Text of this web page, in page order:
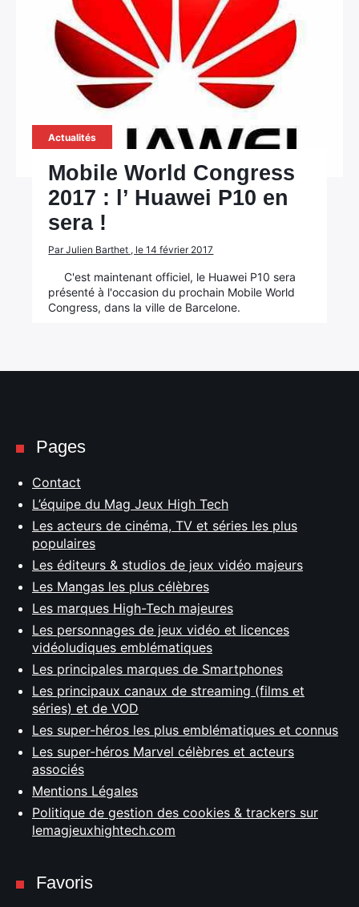
Actualités
Mobile World Congress
2017 : l’ Huawei P10 en
sera !
Par Julien Barthet , le 14 février 2017
C'est maintenant officiel, le Huawei P10 sera
présenté à l'occasion du prochain Mobile World
Congress, dans la ville de Barcelone.
Pages
Contact
L’équipe du Mag Jeux High Tech
Les acteurs de cinéma, TV et séries les plus
populaires
Les éditeurs & studios de jeux vidéo majeurs
Les Mangas les plus célèbres
Les marques High-Tech majeures
Les personnages de jeux vidéo et licences
vidéoludiques emblématiques
Les principales marques de Smartphones
Les principaux canaux de streaming (films et
séries) et de VOD
Les super-héros les plus emblématiques et connus
Les super-héros Marvel célèbres et acteurs
associés
Mentions Légales
Politique de gestion des cookies & trackers sur
lemagjeuxhightech.com
Favoris